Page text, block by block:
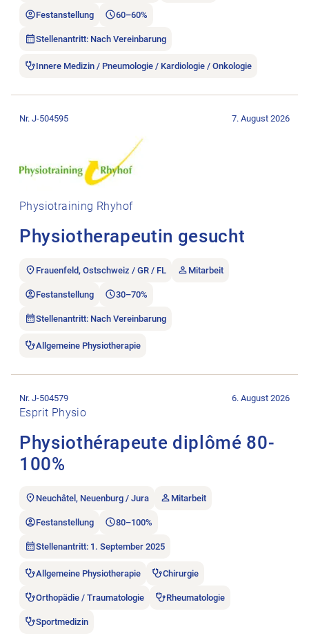
Festanstellung 60–60%
Stellenantritt: Nach Vereinbarung
Innere Medizin / Pneumologie / Kardiologie / Onkologie
Physiotraining Rhyhof
Physiotherapeutin gesucht
Nr. J-504595 7. August 2026
Frauenfeld, Ostschweiz / GR / FL Mitarbeit
Festanstellung 30–70%
Stellenantritt: Nach Vereinbarung
Allgemeine Physiotherapie
Esprit Physio
Physiothérapeute diplômé 80-
100%
Nr. J-504579 6. August 2026
Neuchâtel, Neuenburg / Jura Mitarbeit
Festanstellung 80–100%
Stellenantritt: 1. September 2025
Allgemeine Physiotherapie Chirurgie
Orthopädie / Traumatologie Rheumatologie
Sportmedizin